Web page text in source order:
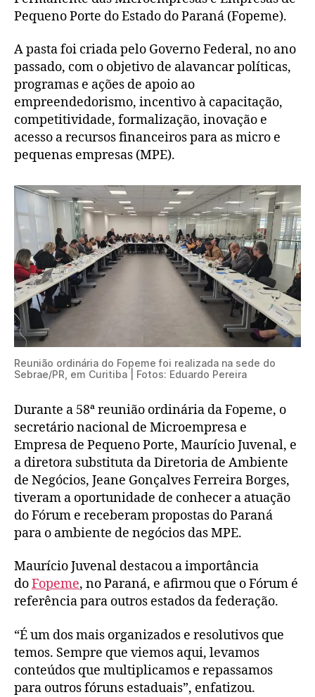
Pequeno Porte do Estado do Paraná (Fopeme).
A pasta foi criada pelo Governo Federal, no ano
passado, com o objetivo de alavancar políticas,
programas e ações de apoio ao
empreendedorismo, incentivo à capacitação,
competitividade, formalização, inovação e
acesso a recursos financeiros para as micro e
pequenas empresas (MPE).
Reunião ordinária do Fopeme foi realizada na sede do
Sebrae/PR, em Curitiba | Fotos: Eduardo Pereira
Durante a 58ª reunião ordinária da Fopeme, o
secretário nacional de Microempresa e
Empresa de Pequeno Porte, Maurício Juvenal, e
a diretora substituta da Diretoria de Ambiente
de Negócios, Jeane Gonçalves Ferreira Borges,
tiveram a oportunidade de conhecer a atuação
do Fórum e receberam propostas do Paraná
para o ambiente de negócios das MPE.
Maurício Juvenal destacou a importância
doFopeme, no Paraná, e afirmou que o Fórum é
referência para outros estados da federação.
“É um dos mais organizados e resolutivos que
temos. Sempre que viemos aqui, levamos
conteúdos que multiplicamos e repassamos
para outros fóruns estaduais”, enfatizou.